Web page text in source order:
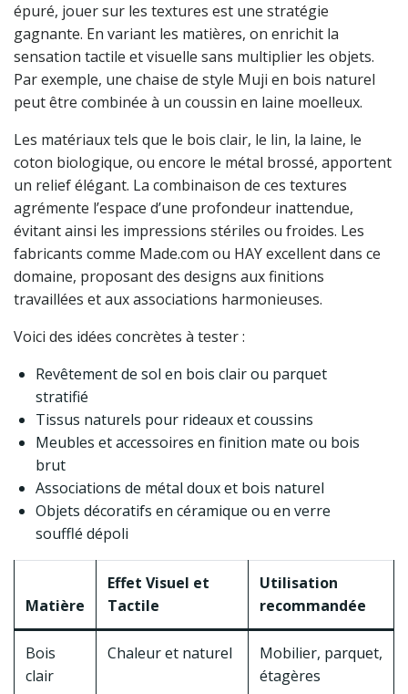
épuré, jouer sur les textures est une stratégie
gagnante. En variant les matières, on enrichit la
sensation tactile et visuelle sans multiplier les objets.
Par exemple, une chaise de style Muji en bois naturel
peut être combinée à un coussin en laine moelleux.
Les matériaux tels que le bois clair, le lin, la laine, le
coton biologique, ou encore le métal brossé, apportent
un relief élégant. La combinaison de ces textures
agrémente l’espace d’une profondeur inattendue,
évitant ainsi les impressions stériles ou froides. Les
fabricants comme Made.com ou HAY excellent dans ce
domaine, proposant des designs aux finitions
travaillées et aux associations harmonieuses.
Voici des idées concrètes à tester :
Revêtement de sol en bois clair ou parquet
stratifié
Tissus naturels pour rideaux et coussins
Meubles et accessoires en finition mate ou bois
brut
Associations de métal doux et bois naturel
Objets décoratifs en céramique ou en verre
soufflé dépoli
Matière
Effet Visuel et
Tactile
Utilisation
recommandée
Bois
clair
Chaleur et naturel
Mobilier, parquet,
étagères